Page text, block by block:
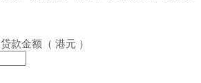
贷款金额（ 港元 ）